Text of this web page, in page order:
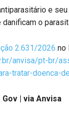
e
o
2.631/2026 no
anvisa/pt-br/
tratar-doenca-
| via Anvisa